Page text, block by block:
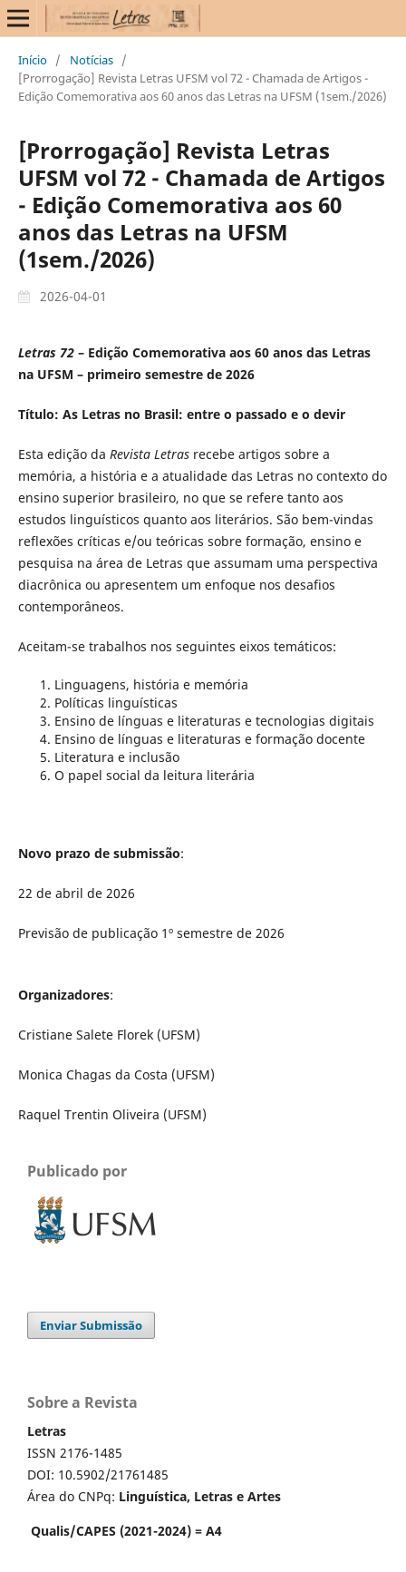
Início / Notícias /
[Prorrogação] Revista Letras UFSM vol 72 - Chamada de Artigos -
Edição Comemorativa aos 60 anos das Letras na UFSM (1sem./2026)
[Prorrogação] Revista Letras
UFSM vol 72 - Chamada de Artigos
- Edição Comemorativa aos 60
anos das Letras na UFSM
(1sem./2026)
2026-04-01
Letras 72 – Edição Comemorativa aos 60 anos das Letras
na UFSM – primeiro semestre de 2026
Título: As Letras no Brasil: entre o passado e o devir
Esta edição da Revista Letrasrecebe artigos sobre a
memória, a história e a atualidade das Letras no contexto do
ensino superior brasileiro, no que se refere tanto aos
estudos linguísticos quanto aos literários. São bem-vindas
reflexões críticas e/ou teóricas sobre formação, ensino e
pesquisa na área de Letras que assumam uma perspectiva
diacrônica ou apresentem um enfoque nos desafios
contemporâneos.
Aceitam-se trabalhos nos seguintes eixos temáticos:
Linguagens, história e memória
Políticas linguísticas
Ensino de línguas e literaturas e tecnologias digitais
Ensino de línguas e literaturas e formação docente
Literatura e inclusão
O papel social da leitura literária
Novo prazo de submissão:
22 de abril de 2026
Previsão de publicação 1º semestre de 2026
Organizadores:
Cristiane Salete Florek (UFSM)
Monica Chagas da Costa (UFSM)
Raquel Trentin Oliveira (UFSM)
Publicado por
Enviar Submissão
Sobre a Revista
Letras
ISSN 2176-1485
DOI: 10.5902/21761485
Área do CNPq: Linguística, Letras e Artes
Qualis/CAPES (2021-2024) = A4